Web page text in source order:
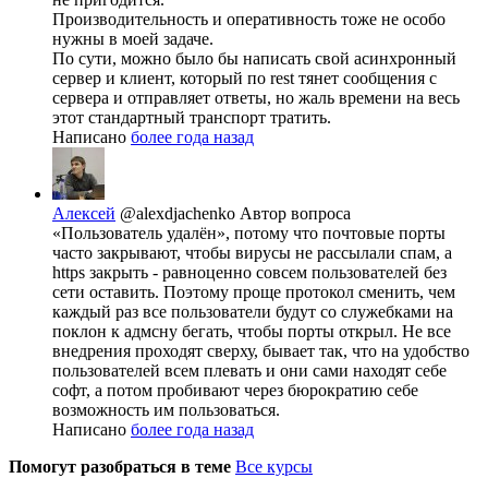
Производительность и оперативность тоже не особо
нужны в моей задаче.
По сути, можно было бы написать свой асинхронный
сервер и клиент, который по rest тянет сообщения с
сервера и отправляет ответы, но жаль времени на весь
этот стандартный транспорт тратить.
Написано более года назад
Алексей @alexdjachenko Автор вопроса
«Пользователь удалён», потому что почтовые порты
часто закрывают, чтобы вирусы не рассылали спам, а
https закрыть - равноценно совсем пользователей без
сети оставить. Поэтому проще протокол сменить, чем
каждый раз все пользователи будут со служебками на
поклон к адмсну бегать, чтобы порты открыл. Не все
внедрения проходят сверху, бывает так, что на удобство
пользователей всем плевать и они сами находят себе
софт, а потом пробивают через бюрократию себе
возможность им пользоваться.
Написано более года назад
Помогут разобраться в теме Все курсы